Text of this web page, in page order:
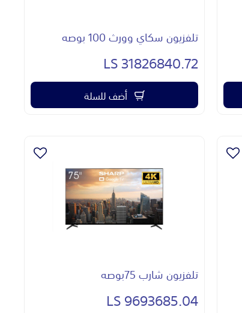
تلفزيون سكاي وورث 100 بوصه
31826840.72 LS
أضف للسلة
تلفزيون شارب 75بوصه
9693685.04 LS